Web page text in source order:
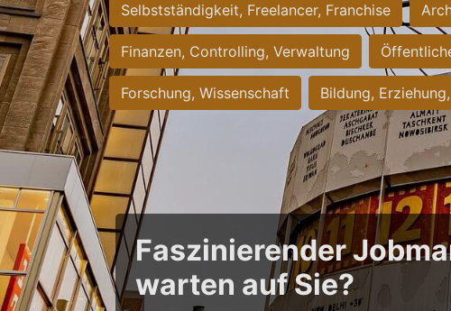
Selbstständigkeit, Freelancer, Franchise
Finanzen, Controlling, Verwaltung
Forschung, Wissenschaft Bildung,
Faszinierender
warten auf Sie?